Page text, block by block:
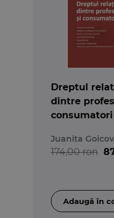
Dreptul
dintre
consumatori
Juanita
174,00 ron